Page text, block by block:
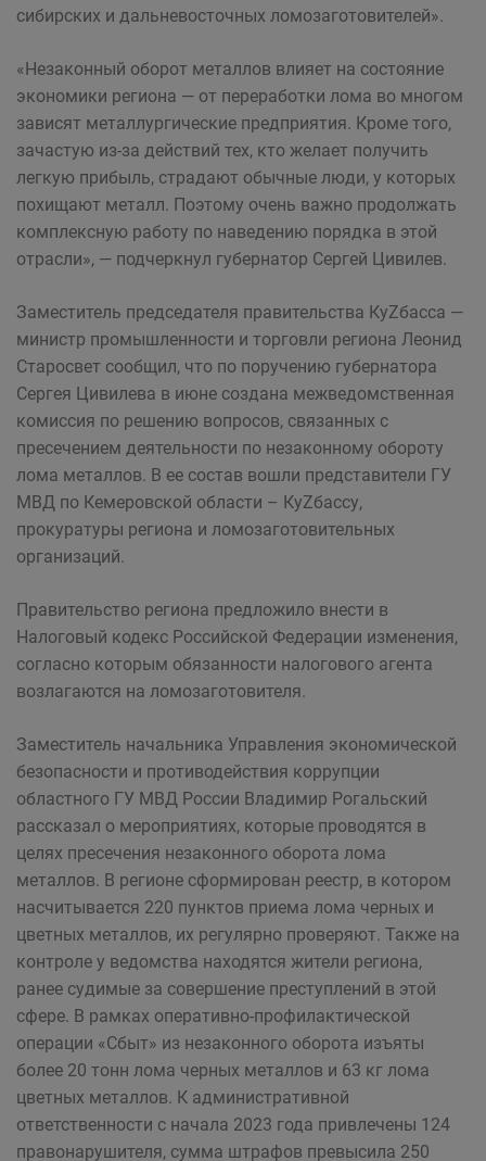
сибирских и дальневосточных ломозаготовителей».
«Незаконный оборот металлов влияет на состояние
экономики региона — от переработки лома во многом
зависят металлургические предприятия. Кроме того,
зачастую из-за действий тех, кто желает получить
легкую прибыль, страдают обычные люди, у которых
похищают металл. Поэтому очень важно продолжать
комплексную работу по наведению порядка в этой
отрасли», — подчеркнул губернатор Сергей Цивилев.
Заместитель председателя правительства КуZбасса —
министр промышленности и торговли региона Леонид
Старосвет сообщил, что по поручению губернатора
Сергея Цивилева в июне создана межведомственная
комиссия по решению вопросов, связанных с
пресечением деятельности по незаконному обороту
лома металлов. В ее состав вошли представители ГУ
МВД по Кемеровской области – КуZбассу,
прокуратуры региона и ломозаготовительных
организаций.
Правительство региона предложило внести в
Налоговый кодекс Российской Федерации изменения,
согласно которым обязанности налогового агента
возлагаются на ломозаготовителя.
Заместитель начальника Управления экономической
безопасности и противодействия коррупции
областного ГУ МВД России Владимир Рогальский
рассказал о мероприятиях, которые проводятся в
целях пресечения незаконного оборота лома
металлов. В регионе сформирован реестр, в котором
насчитывается 220 пунктов приема лома черных и
цветных металлов, их регулярно проверяют. Также на
контроле у ведомства находятся жители региона,
ранее судимые за совершение преступлений в этой
сфере. В рамках оперативно-профилактической
операции «Сбыт» из незаконного оборота изъяты
более 20 тонн лома черных металлов и 63 кг лома
цветных металлов. К административной
ответственности с начала 2023 года привлечены 124
правонарушителя, сумма штрафов превысила 250